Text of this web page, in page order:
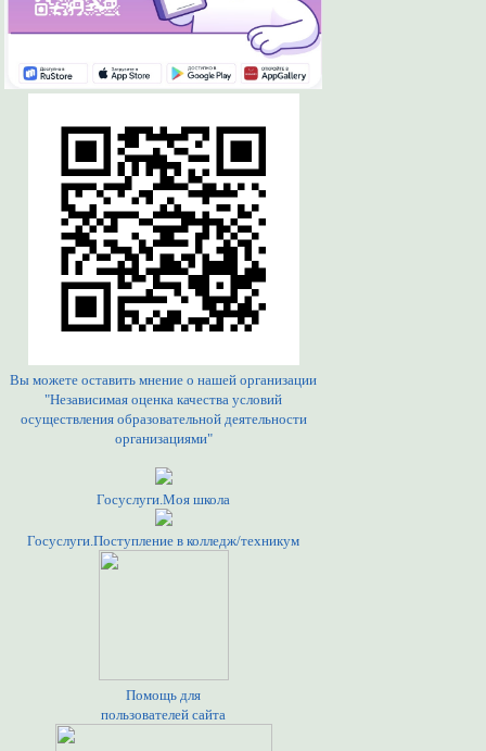
Вы можете оставить мнение о нашей организации
"Независимая оценка качества условий
осуществления образовательной деятельности
организациями"
Госуслуги.Моя школа
Госуслуги.Поступление в колледж/техникум
Помощь для
пользователей сайта